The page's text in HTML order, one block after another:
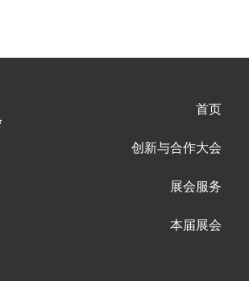
首页
创新与合作大会
展会服务
本届展会